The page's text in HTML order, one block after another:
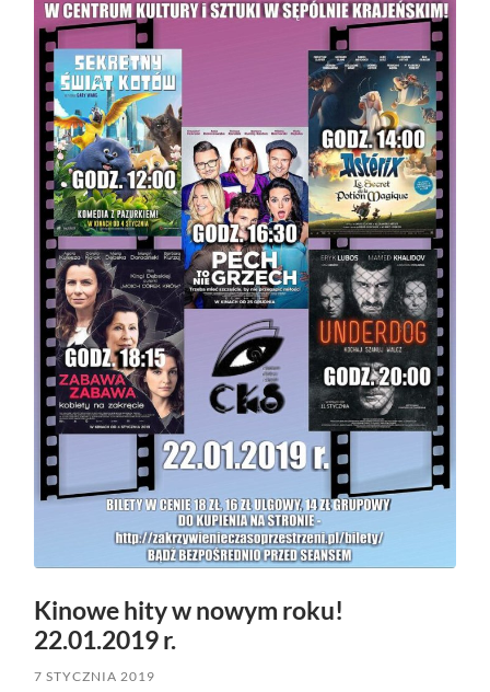
Kinowe hity w nowym roku!
22.01.2019 r.
7 STYCZNIA 2019